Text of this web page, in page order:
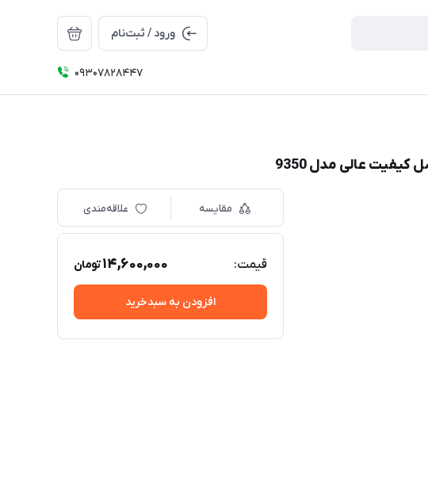
ورود / ثبت‌نام
09307828447
مقایسه علاقه‌مندی
قیمت: 14,600,000تومان
افزودن به سبدخرید